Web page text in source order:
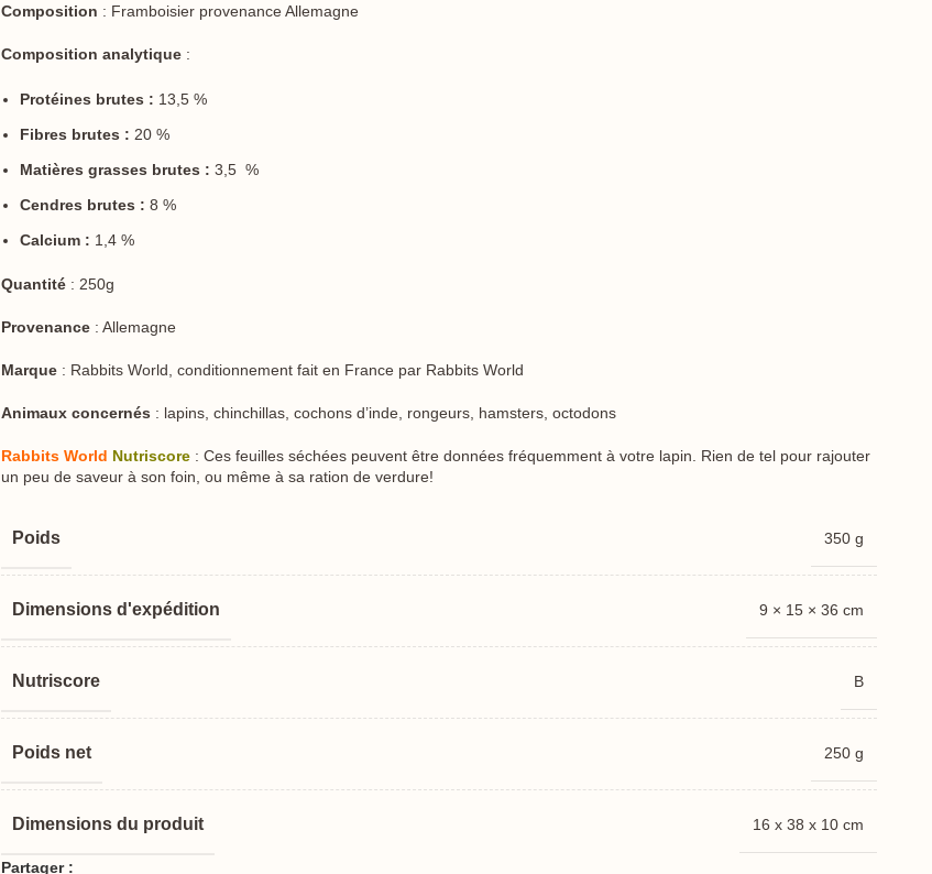
Composition : Framboisier provenance Allemagne
Composition analytique :
Protéines brutes : 13,5 %
Fibres brutes : 20 %
Matières grasses brutes : 3,5 %
Cendres brutes : 8 %
Calcium : 1,4 %
Quantité : 250g
Provenance : Allemagne
Marque : Rabbits World, conditionnement fait en France par Rabbits World
Animaux concernés : lapins, chinchillas, cochons d’inde, rongeurs, hamsters, octodons
Rabbits World Nutriscore : Ces feuilles séchées peuvent être données fréquemment à votre lapin. Rien de tel pour rajouter
un peu de saveur à son foin, ou même à sa ration de verdure!
Poids 350 g
Dimensions 9 × 15 × 36 cm
Nutriscore B
Poids net 250 g
Dimensions du produit 16 x 38 x 10 cm
Partager :